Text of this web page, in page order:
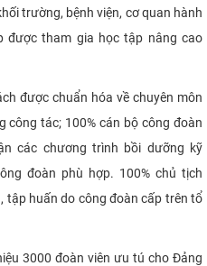
trường, bệnh viện, cơ quan hành
được tham gia học tập nâng cao
được chuẩn hóa về chuyên môn
công tác; 100% cán bộ công đoàn
các chương trình bồi dưỡng kỹ
đoàn phù hợp. 100% chủ tịch
tập huấn do công đoàn cấp trên tổ
3000 đoàn viên ưu tú cho Đảng